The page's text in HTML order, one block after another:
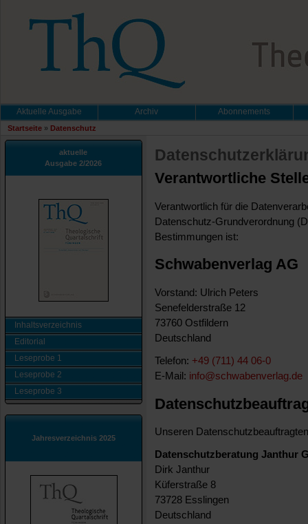
Aktuelle Ausgabe Archiv Abonnements
Startseite » Datenschutz
aktuelle
Ausgabe 2/2026
Inhaltsverzeichnis
Editorial
Leseprobe 1
Leseprobe 2
Leseprobe 3
Jahresverzeichnis 2025
Verantwortliche
Verantwortlich für die
Datenschutz-Grundverordnung
Bestimmungen ist:
Schwabenverlag AG
Vorstand: Ulrich Peters
Senefelderstraße 12
73760 Ostfildern
Deutschland
Telefon: +49 (711) 44 06-0
E-Mail: info@schwabenverlag.de
Unseren
Datenschutzberatung Janthur
Dirk Janthur
Küferstraße 8
73728 Esslingen
Deutschland